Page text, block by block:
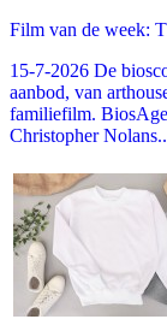
Film van de week:
15-7-2026 De
aanbod, van
familiefilm.
Christopher